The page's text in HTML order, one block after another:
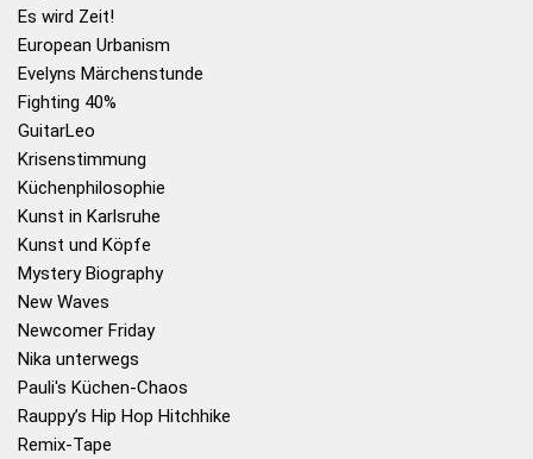
Es wird Zeit!
European Urbanism
Evelyns Märchenstunde
Fighting 40%
GuitarLeo
Krisenstimmung
Küchenphilosophie
Kunst in Karlsruhe
Kunst und Köpfe
Mystery Biography
New Waves
Newcomer Friday
Nika unterwegs
Pauli's Küchen-Chaos
Rauppy’s Hip Hop Hitchhike
Remix-Tape